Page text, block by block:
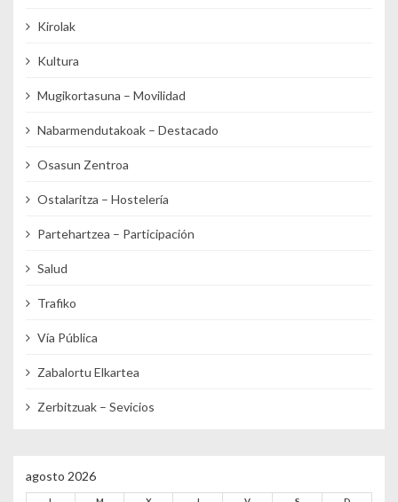
Kirolak
Kultura
Mugikortasuna – Movilidad
Nabarmendutakoak – Destacado
Osasun Zentroa
Ostalaritza – Hostelería
Partehartzea – Participación
Salud
Trafiko
Vía Pública
Zabalortu Elkartea
Zerbitzuak – Sevicios
agosto 2026